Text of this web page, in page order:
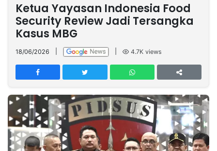
Nasional
International
Olahraga
Entertainment
Daerah
Pariwisata
Kuliner
Kolom
Network
PT
TREETAN
INDONESIA
Partner
Ketua Yayasan Indonesia Food
Security Review Jadi Tersangka
Kasus MBG
18/06/2026 4.7K views